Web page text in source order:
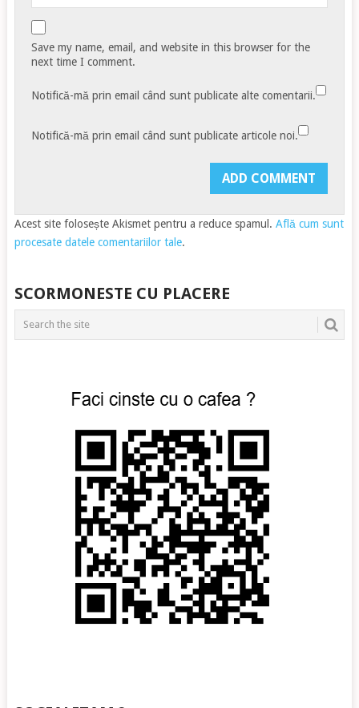
Save my name, email, and website in this browser for the
next time I comment.
Notifică-mă prin email când sunt publicate alte comentarii.
Notifică-mă prin email când sunt publicate articole noi.
Acest site folosește Akismet pentru a reduce spamul. Află cum sunt
procesate datele comentariilor tale.
SCORMONESTE CU PLACERE